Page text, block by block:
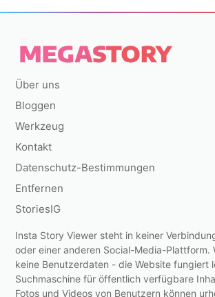
Über uns
Bloggen
Werkzeug
Kontakt
Datenschutz-Bestimmungen
Entfernen
StoriesIG
Insta Story Viewer steht in keiner
oder einer anderen Social-Media-Plattform.
keine Benutzerdaten - die Website fungiert
Suchmaschine für öffentlich verfügbare
Fotos und Videos von Benutzern können